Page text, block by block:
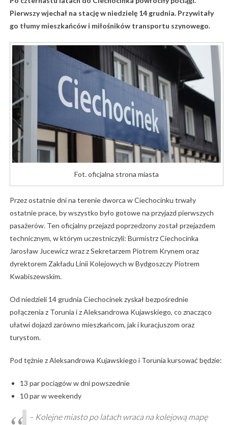
Pierwszy wjechał na stację w niedzielę 14 grudnia. Przywitały
go tłumy mieszkańców i miłośników transportu szynowego.
Fot. oficjalna strona miasta
Przez ostatnie dni na terenie dworca w Ciechocinku trwały
ostatnie prace, by wszystko było gotowe na przyjazd pierwszych
pasażerów. Ten oficjalny przejazd poprzedzony został przejazdem
technicznym, w którym uczestniczyli: Burmistrz Ciechocinka
Jarosław Jucewicz wraz z Sekretarzem Piotrem Krynem oraz
dyrektorem Zakładu Linii Kolejowych w Bydgoszczy Piotrem
Kwabiszewskim.
Od niedzieli 14 grudnia Ciechocinek zyskał bezpośrednie
połączenia z Torunia i z Aleksandrowa Kujawskiego, co znacząco
ułatwi dojazd zarówno mieszkańcom, jak i kuracjuszom oraz
turystom.
Pod tężnie z Aleksandrowa Kujawskiego i Torunia kursować będzie:
13 par pociągów w dni powszednie
10 par w weekendy
– Kolejne miasto po latach wraca na kolejową mapę